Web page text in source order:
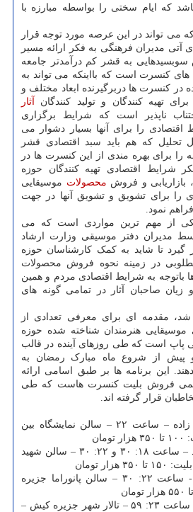
که ایام سختی را بواسطه مبارزه با
می تواند در این عرصه مورد توجه قرار
آتی مدیران فرهنگی به فکر ارائه مسیر
به قشر کم درآمدتر جامعه
های کنسرت است که بااینکه می تواند به
در کنسرت ها دربرگیرنده ابعاد مختلف و
تهیه کنندگان و تولید کنندگان آثار
ناپذیر است که شرایط برگزاری
را برای آنها بسیار دشوار می
تحلیل که هم باید سبد اقتصادی قشر
برای بهره مندی از این کنسرت ها در
اقتصادی تهیه کنندگان حوزه
بازاریابی و فروش محصولات موسیقایی
را برای تشویق و تشویق آنها در جهت
نمود.
از مهم ترین مواردی است که می
مدیران دفتر موسیقی وزارت ارشاد
گیرد تا شاید به کمک کارشناسان حوزه
مطلوبی در زمینه نحوه فروش محصولات
باتوجه به شرایط اقتصادی مردم و همین
صاحبان آثار در تمامی گونه های
مقدمه ای برای معرفی تعدادی از
هنرمندان شناخته شده حوزه
است که طی روزهای آینده در قالب
پیش از شروع ماه مبارک رمضان به
این برنامه ها بر طبق اسامی ارائه
فروش بلیت کنسرت هاست که طی
قرار گرفته اند.
-کنسرت محسن ابراهیم زاده – ساعت ۲۲ – سالن نمایشگاه بین
- کنسرت مهدی احمد وند – ساعت ۱۸: ۳۰ و ۲۲: ۳۰ – سالن شهید
تومان
- کنسرت گرشا رضایی - ساعت ۲۲: ۳۰ – سالن پانوراما جزیره
- کنسرت مسیح و آرش - ساعت ۲۳: ۵۹ – تالار شهر جزیره کیش –